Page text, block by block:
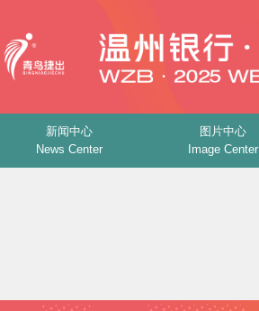
新闻中心
News Center
图片中心
Image Center